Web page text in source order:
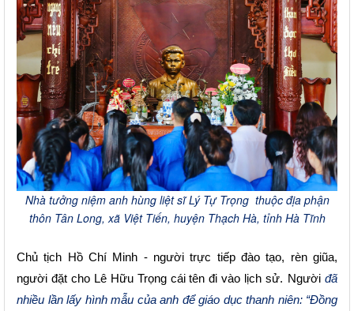
Nhà tưởng niệm anh hùng liệt sĩ Lý Tự Trọng thuộc địa phận
thôn Tân Long, xã Việt Tiến, huyện Thạch Hà, tỉnh Hà Tĩnh
Chủ tịch Hồ Chí Minh -người trực tiếp đào tạo, rèn giũa,
người đặt cho Lê Hữu Trọng cái tên đi vào lịch sử. Người đã
nhiều lần lấy hình mẫu của anh để giáo dục thanh niên: “Đồng